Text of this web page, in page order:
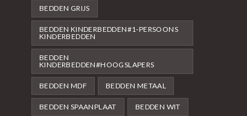
BEDDEN GRIJS
BEDDEN KINDERBEDDEN#1-PERSOONS
KINDERBEDDEN
BEDDEN
KINDERBEDDEN#HOOGSLAPERS
BEDDEN MDF BEDDEN METAAL
BEDDEN SPAANPLAAT BEDDEN WIT